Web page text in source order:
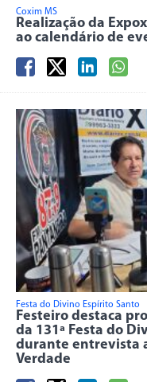
Coxim MS
Realização da
ao calendário de
Festa do Divino Espírito Santo
Festeiro destaca
da 131ª Festa do
durante entrevista
Verdade